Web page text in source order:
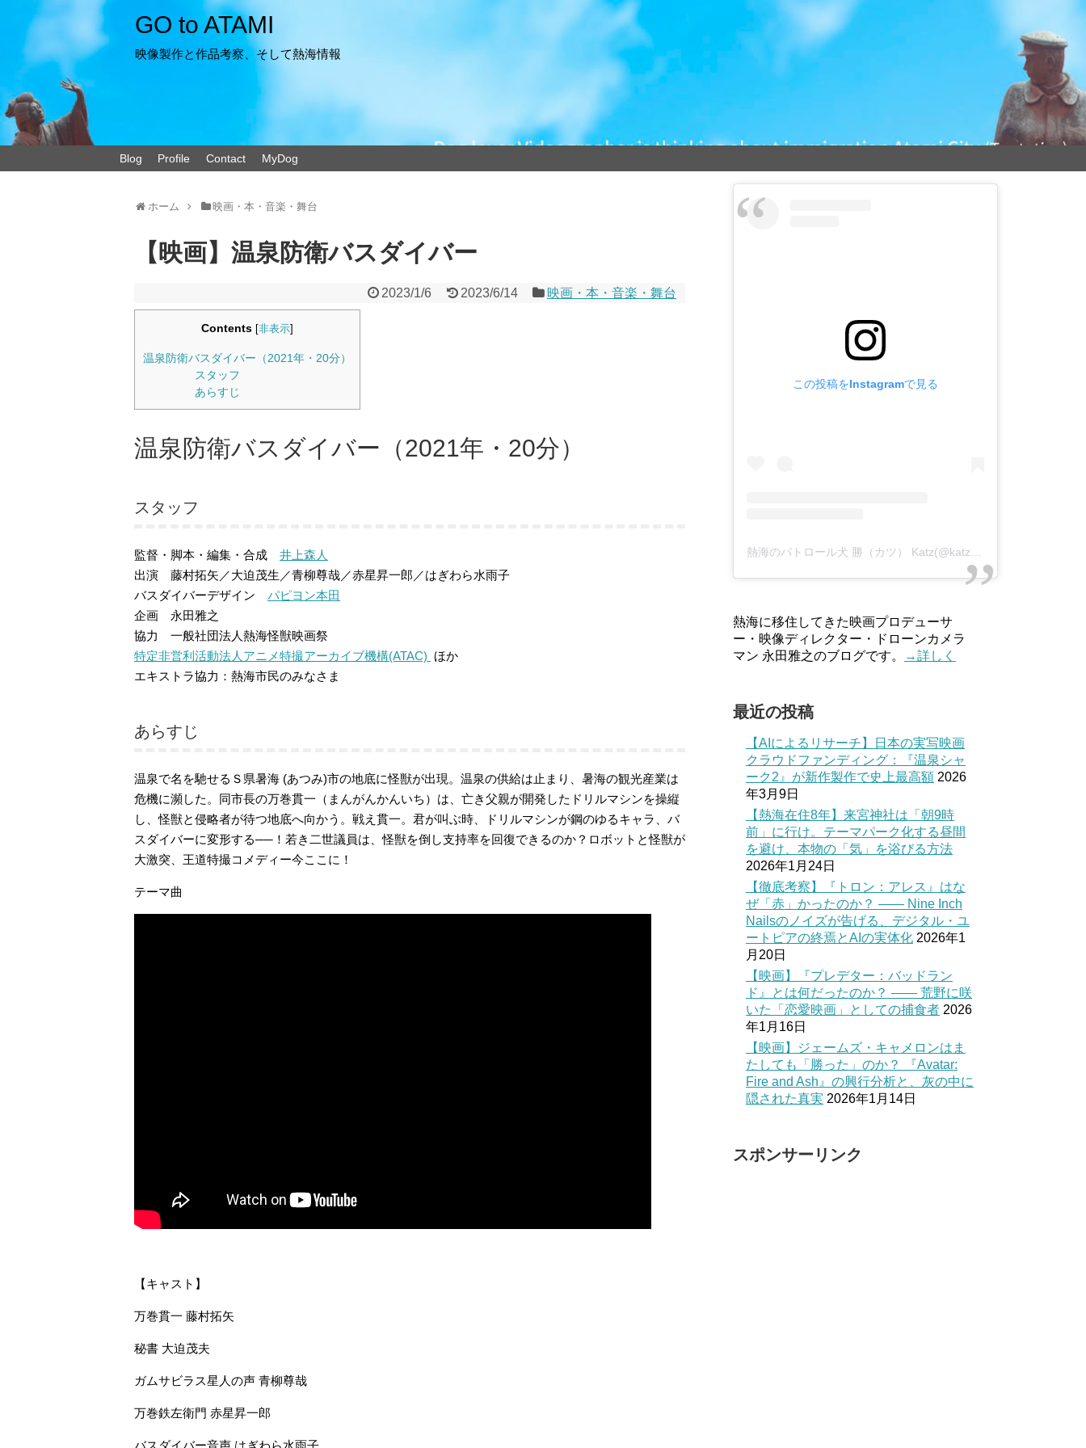
GO to ATAMI
映像製作と作品考察、そして熱海情報
Blog Profile Contact MyDog
ホーム 映画・本・音楽・舞台
【映画】温泉防衛バスダイバー
2023/1/6 2023/6/14 映画・本・音楽・舞台
Contents [非表示]
温泉防衛バスダイバー（2021年・20分）
スタッフ
あらすじ
温泉防衛バスダイバー（2021年・20分）
スタッフ
監督・脚本・編集・合成 井上森人
出演 藤村拓矢／大迫茂生／青柳尊哉／赤星昇一郎／はぎわら水雨子
バスダイバーデザイン パピヨン本田
企画 永田雅之
協力 一般社団法人熱海怪獣映画祭
特定非営利活動法人アニメ特撮アーカイブ機構(ATAC) ほか
エキストラ協力：熱海市民のみなさま
あらすじ
温泉で名を馳せるＳ県暑海 (あつみ)市の地底に怪獣が出現。温泉の供給は止まり、暑海の観光産業は
危機に瀕した。 同市長の万巻貫一（まんがんかんいち）は、亡き父親が開発したドリルマシンを操縦
し、怪獣と侵略者が待つ地底へ向かう。 戦え貫一。君が叫ぶ時、ドリルマシンが鋼のゆるキャラ、バ
スダイバーに変形する──！ 若き二世議員は、怪獣を倒し支持率を回復できるのか？ロボットと怪獣が
大激突、王道特撮コメディー今ここに！
テーマ曲
【キャスト】
万巻貫一 藤村拓矢
秘書 大迫茂夫
ガムサビラス星人の声 青柳尊哉
万巻鉄左衛門 赤星昇一郎
バスダイバー音声 はぎわら水雨子
この投稿をInstagramで見る
熱海に移住してきた映画プロデューサ
ー・映像ディレクター・ドローンカメラ
マン 永田雅之のブログです。
→詳しく
最近の投稿
【AIによるリサーチ】日本の実写映画
クラウドファンディング：『温泉シャ
ーク2』が新作製作で史上最高額 2026
年3月9日
【熱海在住8年】来宮神社は「朝9時
前」に行け。テーマパーク化する昼間
を避け、本物の「気」を浴びる方法
2026年1月24日
【徹底考察】『トロン：アレス』はな
ぜ「赤」かったのか？ —— Nine Inch
Nailsのノイズが告げる、デジタル・ユ
ートピアの終焉とAIの実体化 2026年1
月20日
【映画】『プレデター：バッドラン
ド』とは何だったのか？ —— 荒野に咲
いた「恋愛映画」としての捕食者 2026
年1月16日
【映画】ジェームズ・キャメロンはま
たしても「勝った」のか？ 『Avatar:
Fire and Ash』の興行分析と、灰の中に
隠された真実 2026年1月14日
スポンサーリンク